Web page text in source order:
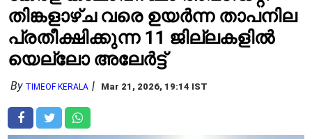
തിങ്കളാഴ്ച വരെ ഉയർന്ന താപനില
പ്രതീക്ഷിക്കുന്ന 11 ജില്ലകളിൽ
യെല്ലോ അലേർട്ട്
By TIMEOF KERALA Mar 21, 2026, 19:14 IST